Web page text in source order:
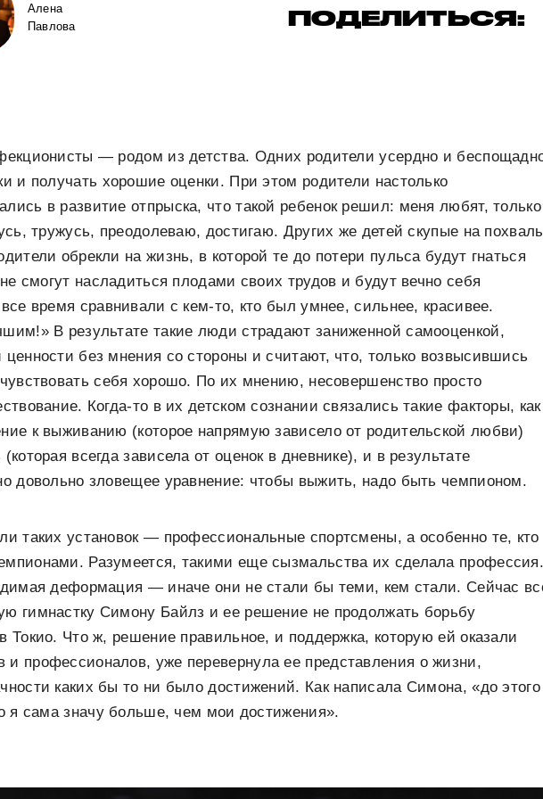
Алена
Павлова
ПОДЕЛИТЬСЯ:
— родом из детства. Одних родители усердно и
и получать хорошие оценки. При этом родители настолько
в развитие отпрыска, что такой ребенок решил: меня любят, только
тружусь, преодолеваю, достигаю. Других же детей скупые на
обрекли на жизнь, в которой те до потери пульса будут гнаться
смогут насладиться плодами своих трудов и будут вечно себя
время сравнивали с кем-то, кто был умнее, сильнее, красивее.
В результате такие люди страдают заниженной самооценкой,
без мнения со стороны и считают, что, только возвысившись
себя хорошо. По их мнению, несовершенство просто
Когда-то в их детском сознании связались такие факторы, как
к выживанию (которое напрямую зависело от родительской любви)
всегда зависела от оценок в дневнике), и в результате
довольно зловещее уравнение: чтобы выжить, надо быть чемпионом.
таких установок — профессиональные спортсмены, а особенно те, кто
Разумеется, такими еще сызмальства их сделала профессия.
деформация — иначе они не стали бы теми, кем стали. Сейчас
гимнастку Симону Байлз и ее решение не продолжать борьбу
Токио. Что ж, решение правильное, и поддержка, которую ей оказали
профессионалов, уже перевернула ее представления о жизни,
каких бы то ни было достижений. Как написала Симона, «до этого
я сама значу больше, чем мои достижения».